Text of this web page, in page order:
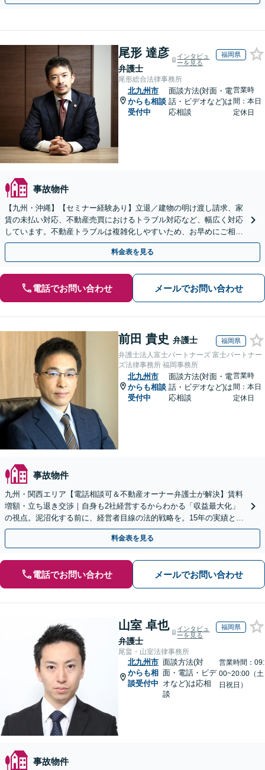
尾形 達彦
弁護士
インタビュ
ーを見る
福岡県
尾形総合法律事務所
北九州市
からも相談
受付中
面談方法(対面・電
話・ビデオなど)は
応相談
営業時
間：本日
定休日
事故物件
【九州・沖縄】【セミナー経験あり】立退／建物の明け渡し請求、家
賃の未払い対応、不動産売買におけるトラブル対応など、幅広く対応
しています。不動産トラブルは複雑化しやすいため、お早めにご相談
ください。【休日・夜間面談可】
料金表を見る
電話でお問い合わせ メールでお問い合わせ
前田 貴史 弁護士 福岡県
弁護士法人富士パートナーズ 富士パートナー
ズ法律事務所 福岡事務所
北九州市
からも相談
受付中
面談方法(対面・電
話・ビデオなど)は
応相談
営業時
間：本日
定休日
事故物件
九州・関西エリア【電話相談可＆不動産オーナー弁護士が解決】賃料
増額・立ち退き交渉｜自身も2社経営するからわかる「収益最大化」
の視点。泥沼化する前に、経営者目線の法的戦略を。15年の実績と専
門チームで正当な権利を守ります【顧問先企業60社超】
料金表を見る
電話でお問い合わせ メールでお問い合わせ
山室 卓也
弁護士
インタビュ
ーを見る
福岡県
尾畠・山室法律事務所
北九州市
からも相
談受付中
面談方法(対
面・電話・ビデ
オなど)は応相
談
営業時間：09:
00~20:00（土
日祝日）
事故物件